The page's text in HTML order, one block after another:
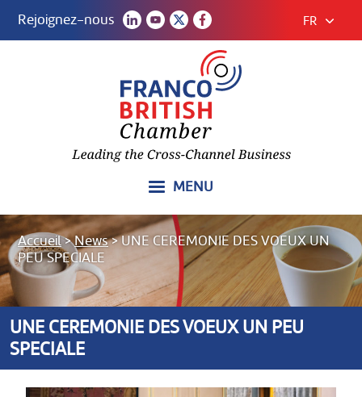
Rejoignez-nous FR
MENU
Accueil>News>UNE CEREMONIE DES VOEUX UN
PEU SPECIALE
UNE CEREMONIE DES VOEUX UN PEU
SPECIALE